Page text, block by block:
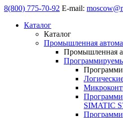
8(800) 775-70-92 E-mail:
Каталог
Каталог
Промышленная
Промышленная
SIMATIC